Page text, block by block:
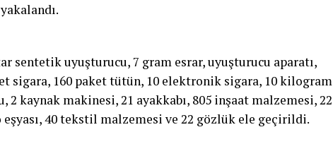
sentetik uyuşturucu, 7 gram esrar, uyuşturucu aparatı,
sigara, 160 paket tütün, 10 elektronik sigara, 10 kilogram
kaynak makinesi, 21 ayakkabı, 805 inşaat malzemesi, 22
eşyası, 40 tekstil malzemesi ve 22 gözlük ele geçirildi.